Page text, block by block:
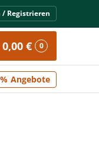
Registrieren
0,00 € 0
Angebote